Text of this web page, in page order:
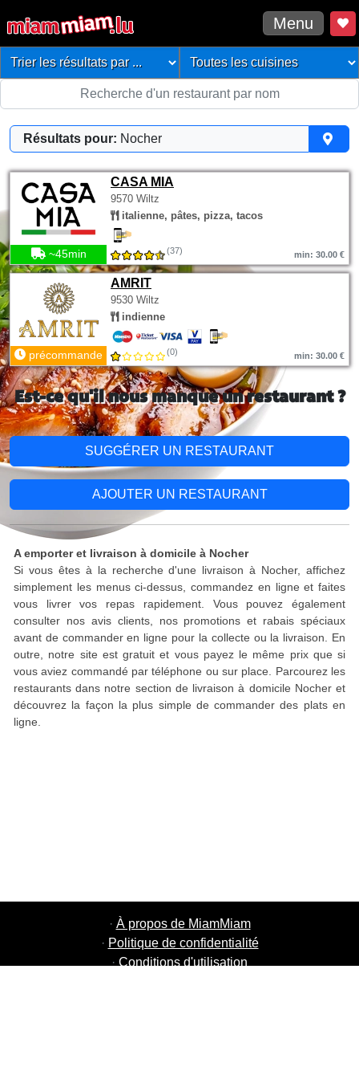
Menu
Résultats pour: Nocher
CASA MIA
9570 Wiltz
italienne, pâtes, pizza, tacos
~45min (37) min: 30.00 €
AMRIT
9530 Wiltz
indienne
précommande (0) min: 30.00 €
Est-ce qu'il nous manque un restaurant ?
SUGGÉRER UN RESTAURANT
AJOUTER UN RESTAURANT
A emporter et livraison à domicile à Nocher
Si vous êtes à la recherche d'une livraison à Nocher, affichez
simplement les menus ci-dessus, commandez en ligne et faites
vous livrer vos repas rapidement. Vous pouvez également
consulter nos avis clients, nos promotions et rabais spéciaux
avant de commander en ligne pour la collecte ou la livraison. En
outre, notre site est gratuit et vous payez le même prix que si
vous aviez commandé par téléphone ou sur place. Parcourez les
restaurants dans notre section de livraison à domicile Nocher et
découvrez la façon la plus simple de commander des plats en
ligne.
· À propos de MiamMiam
· Politique de confidentialité
· Conditions d'utilisation